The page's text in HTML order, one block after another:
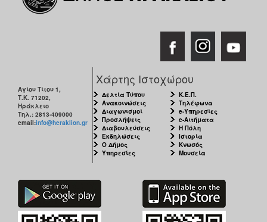
Αγίου Τίτου 1,
Τ.Κ. 71202,
Ηράκλειο
Τηλ.: 2813-409000
email:info@heraklion.gr
Χάρτης Ιστοχώρου
Δελτία Τύπου
Ανακοινώσεις
Διαγωνισμοί
Προσλήψεις
Διαβουλεύσεις
Εκδηλώσεις
Ο Δήμος
Υπηρεσίες
Κ.Ε.Π.
Τηλέφωνα
e-Υπηρεσίες
e-Αιτήματα
Η Πόλη
Ιστορία
Κνωσός
Μουσεία